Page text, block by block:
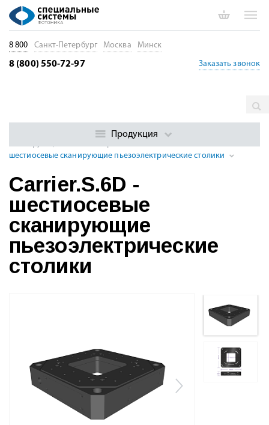
Пьезоэлектрические позиционеры
шестиосевые сканирующие пьезоэлектрические столики
Carrier.S.6D -
шестиосевые
сканирующие
пьезоэлектрические
столики
8 800 Санкт-Петербург Москва Минск
8 (800) 550-72-97 Заказать звонок
Продукция